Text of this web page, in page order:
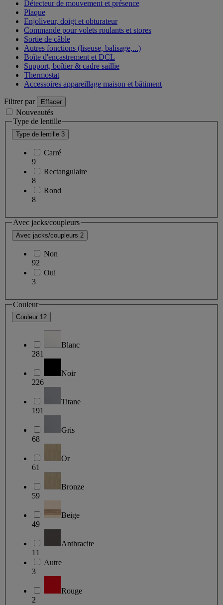
Détecteur de mouvement et présence
Plaque
Enjoliveur, doigt et obturateur
Commande pour volets roulants et stores
Sortie de câble
Autres fonctions (liseuse, balisage,...)
Boîte d'encastrement et DCL
Support, boîtier & cadre saillie
Thermostat
Accessoires appareillage maison et bâtiment
Filtrer par Effacer
Nouveautés
Type de lentille
Type de lentille 3
Carré
9
Rectangulaire
8
Rond
8
Avec jacks/coupleurs
Avec jacks/coupleurs 2
Non
92
Oui
3
Couleur
Couleur 12
Blanc
281
Noir
226
Titane
191
Gris
68
Or
61
Bronze
59
Beige
49
Anthracite
11
Autre
3
Rouge
2